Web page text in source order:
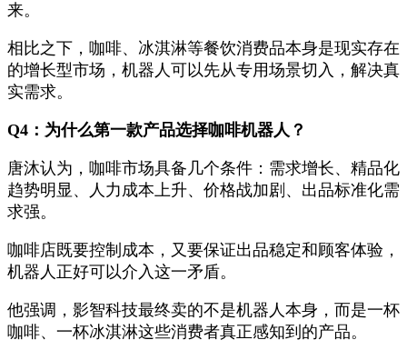
来。
相比之下，咖啡、冰淇淋等餐饮消费品本身是现实存在
的增长型市场，机器人可以先从专用场景切入，解决真
实需求。
Q4：为什么第一款产品选择咖啡机器人？
唐沐认为，咖啡市场具备几个条件：需求增长、精品化
趋势明显、人力成本上升、价格战加剧、出品标准化需
求强。
咖啡店既要控制成本，又要保证出品稳定和顾客体验，
机器人正好可以介入这一矛盾。
他强调，影智科技最终卖的不是机器人本身，而是一杯
咖啡、一杯冰淇淋这些消费者真正感知到的产品。